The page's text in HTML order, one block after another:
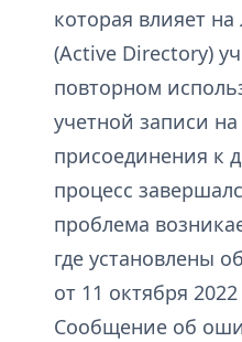
которая влияет
(Active Directory)
повторном
учетной записи
присоединения к
процесс
проблема
где установлены
от 11 октября
Сообщение об